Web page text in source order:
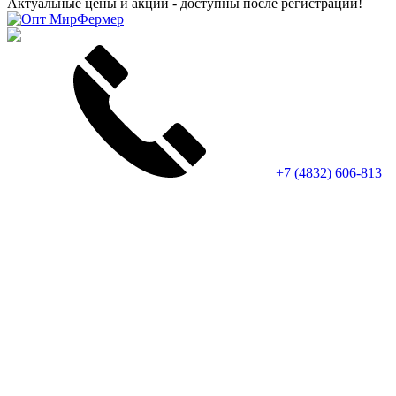
Актуальные цены и акции - доступны после регистрации!
+7 (4832) 606-813